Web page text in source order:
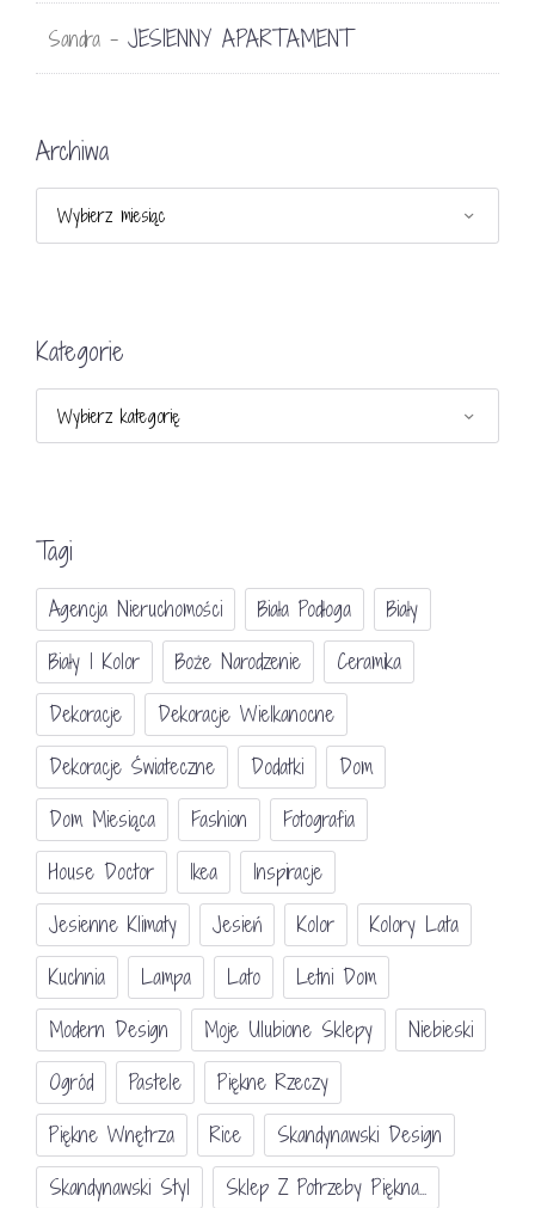
Sandra - JESIENNY APARTAMENT
Archiwa
Kategorie
Tagi
Agencja Nieruchomości Biała Podłoga
Biały
Biały I Kolor
Boże Narodzenie
Ceramika
Dekoracje
Dekoracje Wielkanocne
Dekoracje Świateczne
Dodatki
Dom
Dom Miesiąca
Fashion
Fotografia
House Doctor
Ikea
Inspiracje
Jesienne Klimaty
Jesień Kolor
Kolory Lata
Kuchnia
Lampa Lato
Letni Dom
Modern Design
Moje Ulubione Sklepy
Niebieski
Ogród
Pastele
Piękne Rzeczy
Piękne Wnętrza
Rice
Skandynawski Design
Skandynawski Styl
Sklep Z Potrzeby Piękna...